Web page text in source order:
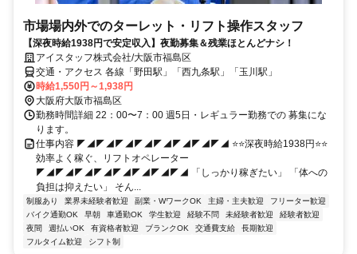
市場場内外でのターレット・リフト操作スタッフ
【深夜時給1938円で安定収入】夜勤募集＆残業ほとんどナシ！
アイスタッフ株式会社/大阪市福島区
交通・アクセス 各線「野田駅」「西九条駅」「玉川駅」
時給1,550円～1,938円
大阪府大阪市福島区
勤務時間詳細 22：00〜7：00 週5日・レギュラー勤務での 募集にな
ります。
仕事内容 ◤◢◤◢◤◢◤◢◤◢◤◢◤◢◤◢ ⭐⭐深夜時給1938円⭐⭐
効率よく稼ぐ、リフトオペレーター
◤◢◤◢◤◢◤◢◤◢◤◢◤◢◤◢ 「しっかり稼ぎたい」 「体への
負担は抑えたい」 そん...
制服あり 業界未経験者歓迎 副業・WワークOK 主婦・主夫歓迎
フリーター歓迎
バイク通勤OK
早朝 車通勤OK 学生歓迎 経験不問 未経験者歓迎
経験者歓迎
夜間
週払いOK 有資格者歓迎 ブランクOK 交通費支給
長期歓迎
フルタイム歓迎
シフト制